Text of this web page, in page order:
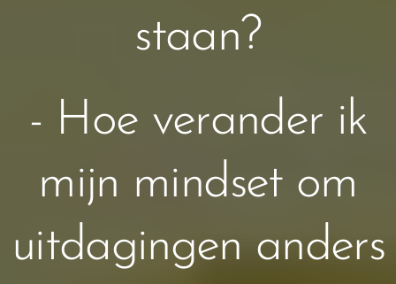
staan?
- Hoe verander ik
mijn mindset om
uitdagingen anders